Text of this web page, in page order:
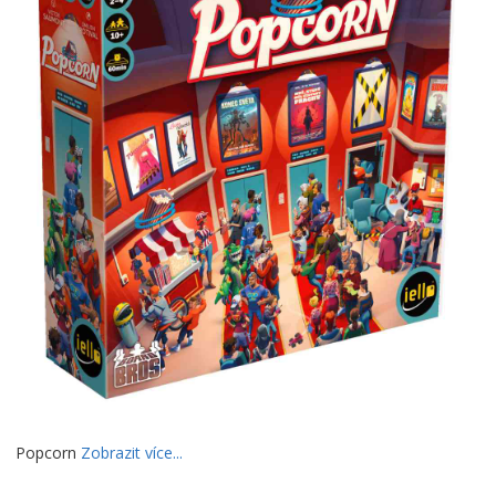
Popcorn Zobrazit více...